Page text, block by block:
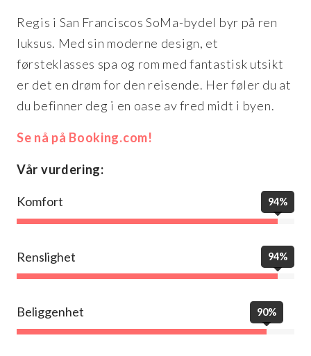
Regis i San Franciscos SoMa-bydel byr på ren
luksus. Med sin moderne design, et
førsteklasses spa og rom med fantastisk utsikt
er det en drøm for den reisende. Her føler du at
du befinner deg i en oase av fred midt i byen.
Se nå på Booking.com!
Vår vurdering:
Komfort 94%
Renslighet 94%
Beliggenhet 90%